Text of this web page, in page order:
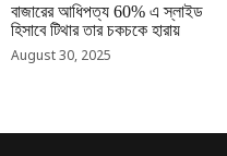
বাজারের আধিপত্য 60% এ স্লাইড
হিসাবে টিথার তার চকচকে হারায়
August 30, 2025